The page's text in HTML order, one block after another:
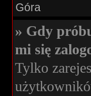
Góra
» Gdy
mi się
Tylko